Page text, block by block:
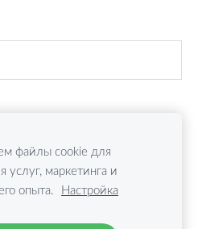
cookie
файлы cookie для
услуг, маркетинга и
опыта. Настройка